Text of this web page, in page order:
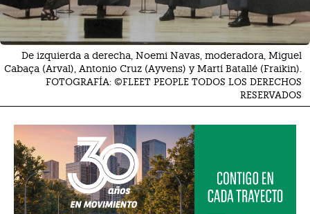
De izquierda a derecha, Noemi Navas, moderadora, Miguel
Cabaça (Arval), Antonio Cruz (Ayvens) y Martí Batallé (Fraikin).
FOTOGRAFÍA: ©FLEET PEOPLE TODOS LOS DERECHOS
RESERVADOS